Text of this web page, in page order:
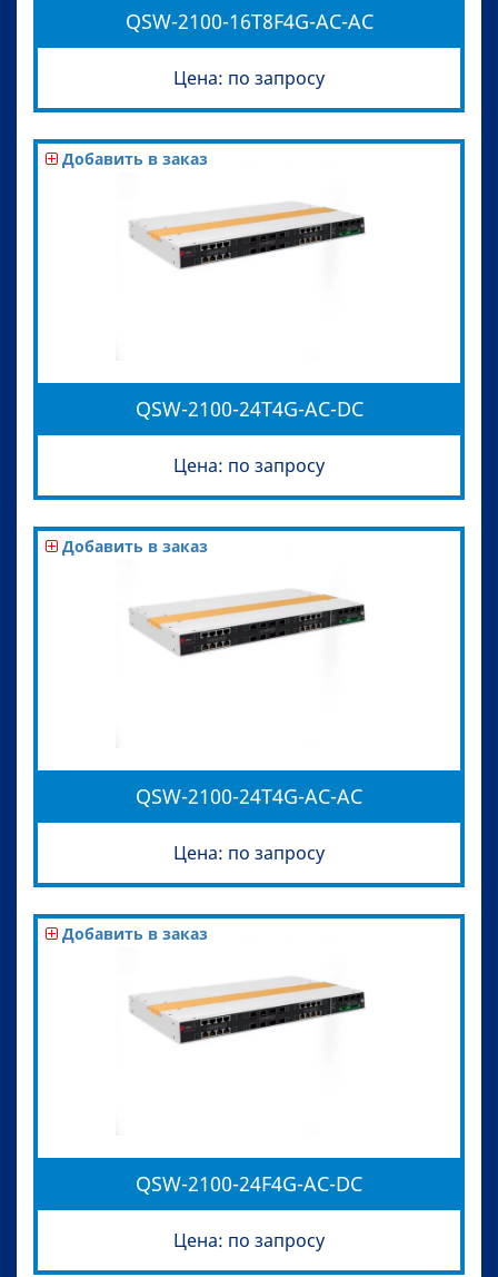
QSW-2100-16T8F4G-AC-AC
Цена: по запросу
Добавить в заказ
QSW-2100-24T4G-AC-DC
Цена: по запросу
Добавить в заказ
QSW-2100-24T4G-AC-AC
Цена: по запросу
Добавить в заказ
QSW-2100-24F4G-AC-DC
Цена: по запросу